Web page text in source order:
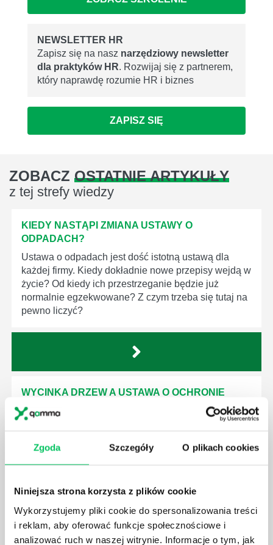
Zgoda Szczegóły O plikach cookies
Niniejsza strona korzysta z plików cookie
Wykorzystujemy pliki cookie do spersonalizowania treści
i reklam, aby oferować funkcje społecznościowe i
analizować ruch w naszej witrynie. Informacje o tym, jak
NEWSLETTER HR
Zapisz się na nasz narzędziowy newsletter
dla praktyków HR. Rozwijaj się z partnerem,
który naprawdę rozumie HR i biznes
ZAPISZ SIĘ
ZOBACZ OSTATNIE ARTYKUŁY
z tej strefy wiedzy
KIEDY NASTĄPI ZMIANA USTAWY O
ODPADACH?
Ustawa o odpadach jest dość istotną ustawą dla
każdej firmy. Kiedy dokładnie nowe przepisy wejdą w
życie? Od kiedy ich przestrzeganie będzie już
normalnie egzekwowane? Z czym trzeba się tutaj na
pewno liczyć?
WYCINKA DRZEW A USTAWA O OCHRONIE
ŚRODOWISKA - CO WARTO WIEDZIEĆ?
Ustawa o ochronie środowiska obowiązuje każdego
jest w niej także dokładnie kwestia wycinki drzew.
Czy taka wycinka drzew musi być gdziekolwiek
Czy z prywatnej posesji można wyciąć cokolwiek?